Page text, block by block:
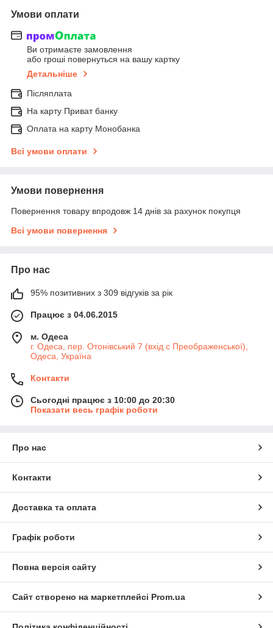
Умови оплати
Ви отримаєте замовлення
або гроші повернуться на вашу картку
Детальніше
Післяплата
На карту Приват банку
Оплата на карту Монобанка
Всі умови оплати
Умови повернення
Повернення товару впродовж 14 днів за рахунок покупця
Всі умови повернення
Про нас
95% позитивних з 309 відгуків за рік
Працює з 04.06.2015
м. Одеса
г. Одеса, пер. Отонівський 7 (вхід с Преображенської),
Одеса, Україна
Контакти
Сьогодні працює з 10:00 до 20:30
Показати весь графік роботи
Про нас
Контакти
Доставка та оплата
Графік роботи
Повна версія сайту
Сайт створено на маркетплейсі Prom.ua